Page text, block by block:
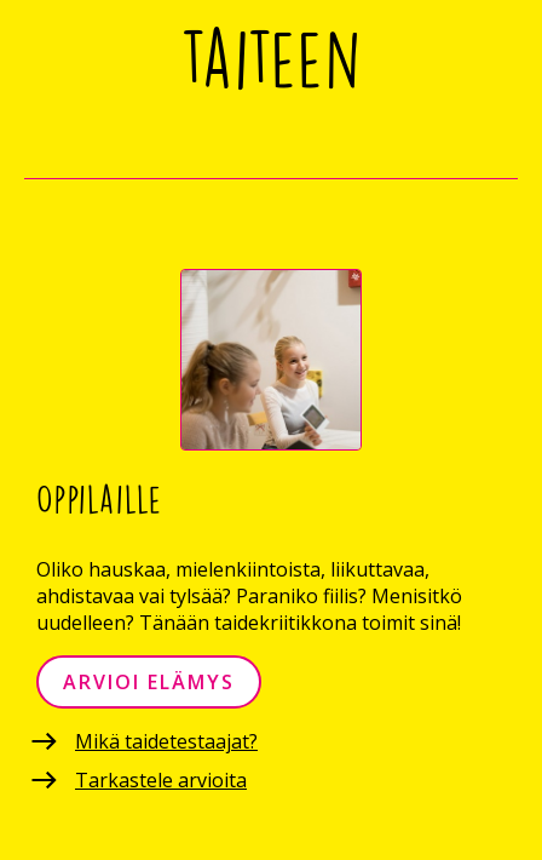
taiteen
Oppilaille
Oliko hauskaa, mielenkiintoista, liikuttavaa,
ahdistavaa vai tylsää? Paraniko fiilis? Menisitkö
uudelleen? Tänään taidekriitikkona toimit sinä!
ARVIOI ELÄMYS
Mikä taidetestaajat?
Tarkastele arvioita